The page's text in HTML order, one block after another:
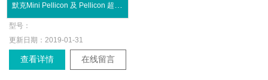
型号：
更新日期： 2019-01-31
查看详情 在线留言